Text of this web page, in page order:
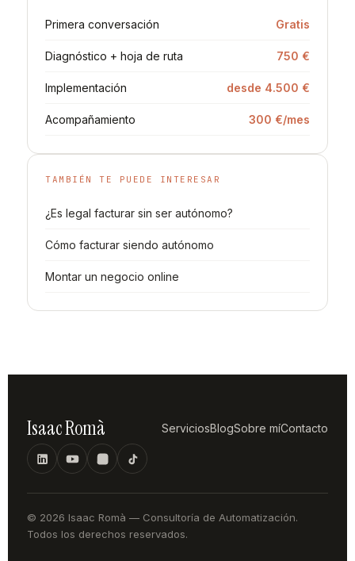
Primera conversación Gratis
Diagnóstico + hoja de ruta 750 €
Implementación desde 4.500 €
Acompañamiento 300 €/mes
TAMBIÉN TE PUEDE INTERESAR
¿Es legal facturar sin ser autónomo?
Cómo facturar siendo autónomo
Montar un negocio online
Isaac Romà ServiciosBlogSobre míContacto
© 2026 Isaac Romà — Consultoría de Automatización.
Todos los derechos reservados.